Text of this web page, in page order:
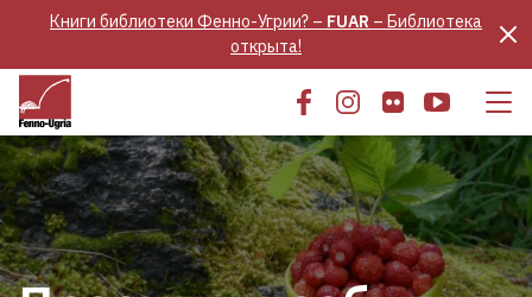
Книги библиотеки Фенно-Угрии? – FUAR – Библиотека
открыта!